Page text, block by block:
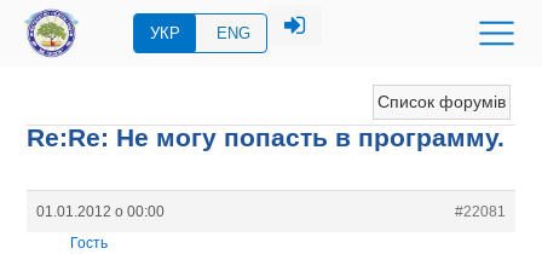
УКР ENG
Список форумів
Re:Re: Не могу попасть в программу.
01.01.2012 о 00:00
#22081
Гость